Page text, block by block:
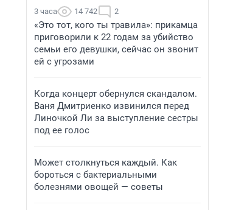
3 часа 14 742 2
«Это тот, кого ты травила»: прикамца
приговорили к 22 годам за убийство
семьи его девушки, сейчас он звонит
ей с угрозами
Когда концерт обернулся скандалом.
Ваня Дмитриенко извинился перед
Линочкой Ли за выступление сестры
под ее голос
Может столкнуться каждый. Как
бороться с бактериальными
болезнями овощей — советы